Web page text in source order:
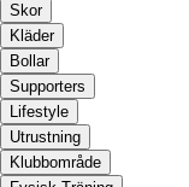
Skor
Kläder
Bollar
Supporters
Lifestyle
Utrustning
Klubbområde